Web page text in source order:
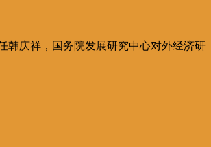
韩庆祥，国务院发展研究中心对外经济研